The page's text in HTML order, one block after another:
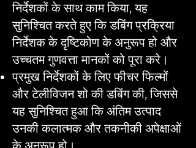
निर्देशकों के साथ काम किया, यह
सुनिश्चित करते हुए कि डबिंग प्रक्रिया
निर्देशक के दृष्टिकोण के अनुरूप हो और
उच्चतम गुणवत्ता मानकों को पूरा करे।
प्रमुख निर्देशकों के लिए फीचर फिल्मों
और टेलीविजन शो की डबिंग की, जिससे
यह सुनिश्चित हुआ कि अंतिम उत्पाद
उनकी कलात्मक और तकनीकी अपेक्षाओं